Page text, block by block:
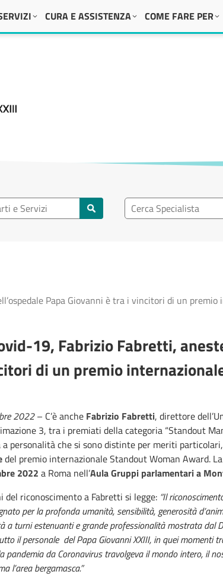
CURA E ASSISTENZA COME FARE PER
Ricerca specialisti
Papa Giovanni è tra i vincitori di un
19, Fabrizio Fabretti,
di un premio
2022– C’è anche Fabrizio Fabretti, direttore
3, tra i premiati della categoria “Standout
a personalità che si sono distinte per meriti
del premio internazionale Standout Woman Award.
2022 a Roma nell’Aula Gruppi parlamentari a
del riconoscimento a Fabretti si legge: “Il
per la profonda umanità, sensibilità, generosità
a turni estenuanti e grande professionalità mostrata dal
il personale del Papa Giovanni XXIII, in quei momenti
pandemia da Coronavirus travolgeva il mondo intero, il
l’area bergamasca.”